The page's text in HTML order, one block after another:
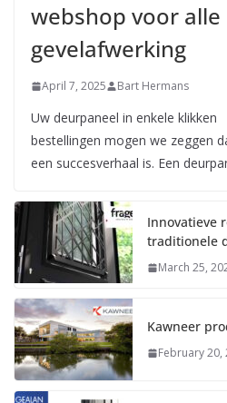
webshop voor alle
gevelafwerking
April 7, 2025 Bart Hermans
Uw deurpaneel in enkele
bestellingen mogen we zeggen
een succesverhaal is. Een
Innovatieve
traditionele
March 25,
Kawneer
February 20,